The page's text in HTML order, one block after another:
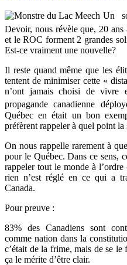
Un
Devoir, nous révèle que, 20 ans
et le ROC forment 2 grandes
Est-ce vraiment une nouvelle?
Il reste quand même que les
tentent de minimiser cette «
n’ont jamais choisi de vivre
propagande canadienne
Québec en était un bon
préfèrent rappeler à quel point la
On nous rappelle rarement à
pour le Québec. Dans ce sens,
rappeler tout le monde à
rien n’est réglé en ce qui a
Canada.
Pour preuve :
83% des Canadiens sont
comme nation dans la
c’était de la frime, mais de se
ça le mérite d’être clair.